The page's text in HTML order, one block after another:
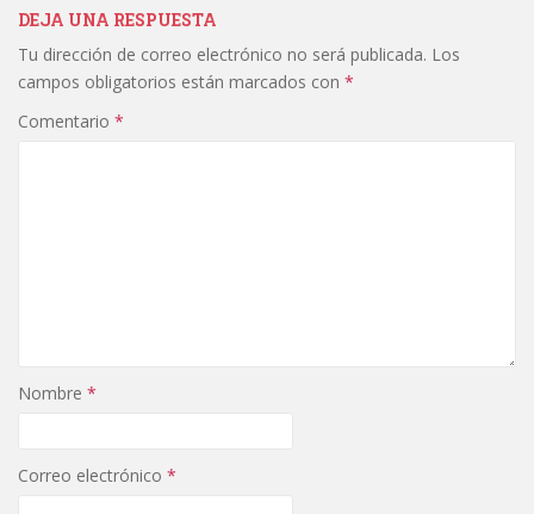
DEJA UNA RESPUESTA
Tu dirección de correo electrónico no será publicada. Los
campos obligatorios están marcados con *
Comentario *
Nombre *
Correo electrónico *